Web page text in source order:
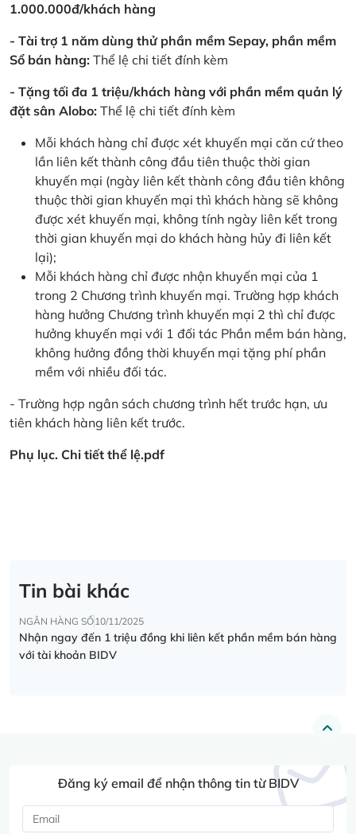
1.000.000đ/khách hàng
- Tài trợ 1 năm dùng thử phần mềm Sepay, phần mềm
Sổ bán hàng: Thể lệ chi tiết đính kèm
- Tặng tối đa 1 triệu/khách hàng với phần mềm quản lý
đặt sân Alobo: Thể lệ chi tiết đính kèm
Mỗi khách hàng chỉ được xét khuyến mại căn cứ theo
lần liên kết thành công đầu tiên thuộc thời gian
khuyến mại (ngày liên kết thành công đầu tiên không
thuộc thời gian khuyến mại thì khách hàng sẽ không
được xét khuyến mại, không tính ngày liên kết trong
thời gian khuyến mại do khách hàng hủy đi liên kết
lại);
Mỗi khách hàng chỉ được nhận khuyến mại của 1
trong 2 Chương trình khuyến mại. Trường hợp khách
hàng hưởng Chương trình khuyến mại 2 thì chỉ được
hưởng khuyến mại với 1 đối tác Phần mềm bán hàng,
không hưởng đồng thời khuyến mại tặng phí phần
mềm với nhiều đối tác.
- Trường hợp ngân sách chương trình hết trước hạn, ưu
tiên khách hàng liên kết trước.
Phụ lục. Chi tiết thể lệ.pdf
Tin bài khác
NGÂN HÀNG SỐ10/11/2025
Nhận ngay đến 1 triệu đồng khi liên kết phần mềm bán hàng
với tài khoản BIDV
Đăng ký email để nhận thông tin từ BIDV